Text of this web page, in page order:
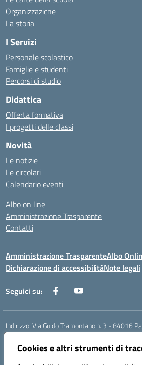
Cookies e altri strumenti di
Organizzazione
La storia
I Servizi
Personale scolastico
Famiglie e studenti
Percorsi di studio
Didattica
Offerta formativa
I progetti delle classi
Novità
Le notizie
Le circolari
Calendario eventi
Albo on line
Amministrazione Trasparente
Contatti
Amministrazione TrasparenteAlbo
Dichiarazione di accessibilitàNote legali
Seguici su:
Indirizzo:Via Guido Tramontano n. 3 - 84016
Centralino:
Posta elettronica certificata (PEC):